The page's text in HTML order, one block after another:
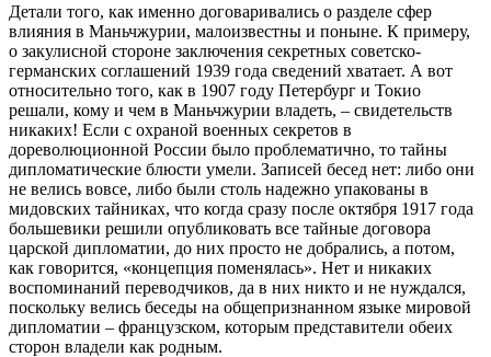
Детали того, как именно договаривались о разделе сфер
влияния в Маньчжурии, малоизвестны и поныне. К примеру,
о закулисной стороне заключения секретных советско-
германских соглашений 1939 года сведений хватает. А вот
относительно того, как в 1907 году Петербург и Токио
решали, кому и чем в Маньчжурии владеть, – свидетельств
никаких! Если с охраной военных секретов в
дореволюционной России было проблематично, то тайны
дипломатические блюсти умели. Записей бесед нет: либо они
не велись вовсе, либо были столь надежно упакованы в
мидовских тайниках, что когда сразу после октября 1917 года
большевики решили опубликовать все тайные договора
царской дипломатии, до них просто не добрались, а потом,
как говорится, «концепция поменялась». Нет и никаких
воспоминаний переводчиков, да в них никто и не нуждался,
поскольку велись беседы на общепризнанном языке мировой
дипломатии – французском, которым представители обеих
сторон владели как родным.